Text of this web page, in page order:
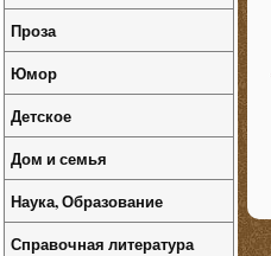
Проза
Юмор
Детское
Дом и семья
Наука, Образование
Справочная литература